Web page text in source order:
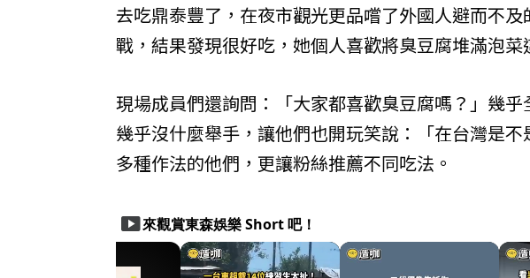
去吃鼎泰豐了，在夜市觀光更品嚐了外國人避而不
戰，結果發現很好吃，她個人喜歡將臭豆腐堆滿泡菜
現場成員們還詢問：「大家都喜歡臭豆腐嗎？」幾
幾乎沒什麼舉手，讓他們也開玩笑說：「在台灣是
多種作法的他們，更讓粉絲推薦不同吃法。
smart_display來觀賞東森娛樂 Short 吧！